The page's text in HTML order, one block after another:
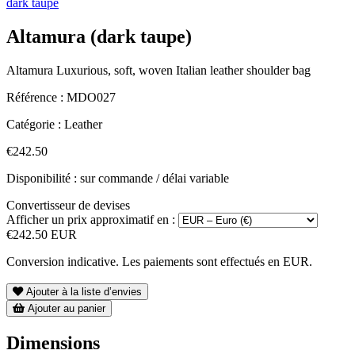
dark taupe
Altamura (dark taupe)
Altamura Luxurious, soft, woven Italian leather shoulder bag
Référence : MDO027
Catégorie : Leather
€242.50
Disponibilité : sur commande / délai variable
Convertisseur de devises
Afficher un prix approximatif en :
€242.50 EUR
Conversion indicative. Les paiements sont effectués en EUR.
Ajouter à la liste d’envies
Ajouter au panier
Dimensions